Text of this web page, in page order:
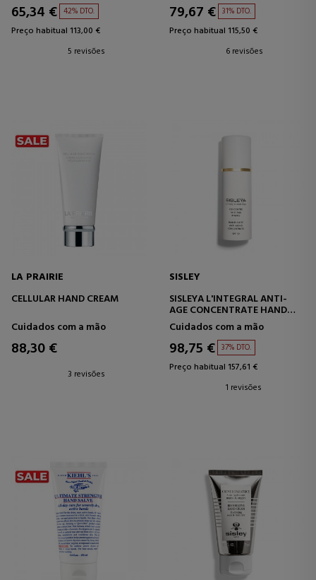
65,34 € 42% DTO.
Preço habitual 113,00 €
5 revisões
79,67 € 31% DTO.
Preço habitual 115,50 €
6 revisões
LA PRAIRIE
CELLULAR HAND CREAM
Cuidados com a mão
88,30 €
3 revisões
SISLEY
SISLEYA L'INTEGRAL ANTI-
AGE CONCENTRATE HAND
CARE
CREME
ANTIENVELHECIMENTO PARA
AS MÃOS
Cuidados com a mão
98,75 € 37% DTO.
Preço habitual 157,61 €
1 revisões